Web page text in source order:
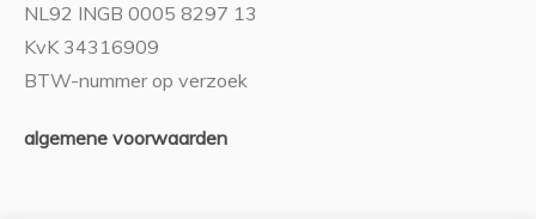
NL92 INGB 0005 8297 13
KvK 34316909
BTW-nummer op verzoek
algemene voorwaarden